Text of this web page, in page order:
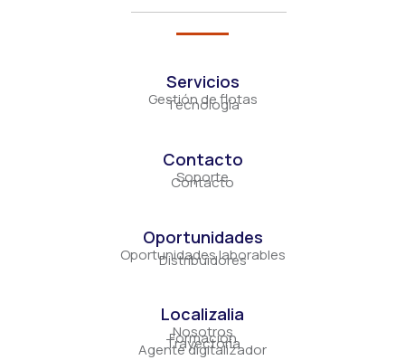
Servicios
Gestión de flotas
Tecnología
Contacto
Soporte
Contacto
Oportunidades
Oportunidades laborables
Distribuidores
Localizalia
Nosotros
Formación
Trayectoria
Agente digitalizador